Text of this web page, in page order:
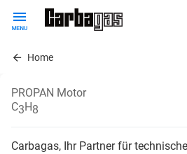
contentHome
PROPAN Motor
C3H8
Carbagas, Ihr Partner für